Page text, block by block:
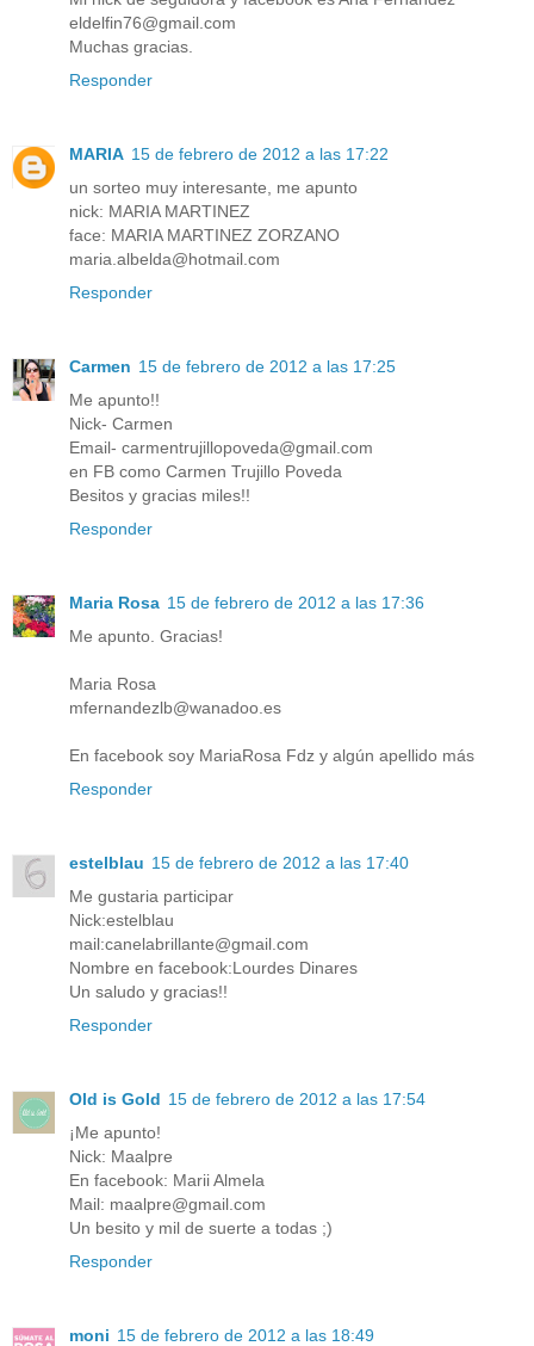
eldelfin76@gmail.com
Muchas gracias.
Responder
MARIA 15 de febrero de 2012 a las 17:22
un sorteo muy interesante, me apunto
nick: MARIA MARTINEZ
face: MARIA MARTINEZ ZORZANO
maria.albelda@hotmail.com
Responder
Carmen 15 de febrero de 2012 a las 17:25
Me apunto!!
Nick- Carmen
Email- carmentrujillopoveda@gmail.com
en FB como Carmen Trujillo Poveda
Besitos y gracias miles!!
Responder
Maria Rosa 15 de febrero de 2012 a las 17:36
Me apunto. Gracias!
Maria Rosa
mfernandezlb@wanadoo.es
En facebook soy MariaRosa Fdz y algún apellido más
Responder
estelblau 15 de febrero de 2012 a las 17:40
Me gustaria participar
Nick:estelblau
mail:canelabrillante@gmail.com
Nombre en facebook:Lourdes Dinares
Un saludo y gracias!!
Responder
Old is Gold 15 de febrero de 2012 a las 17:54
¡Me apunto!
Nick: Maalpre
En facebook: Marii Almela
Mail: maalpre@gmail.com
Un besito y mil de suerte a todas ;)
Responder
moni 15 de febrero de 2012 a las 18:49